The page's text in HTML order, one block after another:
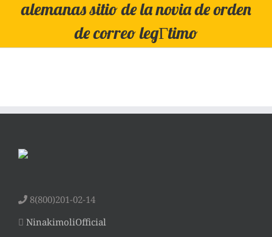
alemanas sitio de la novia de orden
de correo legГ­timo
8(800)201-02-14
NinakimoliOfficial